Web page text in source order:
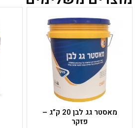
מאסטר גג לבן 20 ק”ג –
פזקר